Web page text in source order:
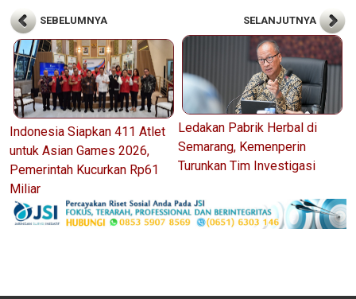
SEBELUMNYA
Indonesia Siapkan 411 Atlet
untuk Asian Games 2026,
Pemerintah Kucurkan Rp61
Miliar
SELANJUTNYA
Ledakan Pabrik Herbal di
Semarang, Kemenperin
Turunkan Tim Investigasi